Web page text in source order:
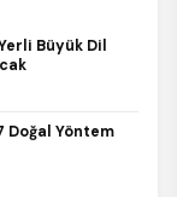
Büyük Dil
Doğal Yöntem